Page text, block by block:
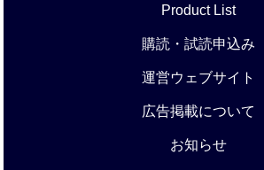
Product List
購読・試読申込み
運営ウェブサイト
広告掲載について
お知らせ